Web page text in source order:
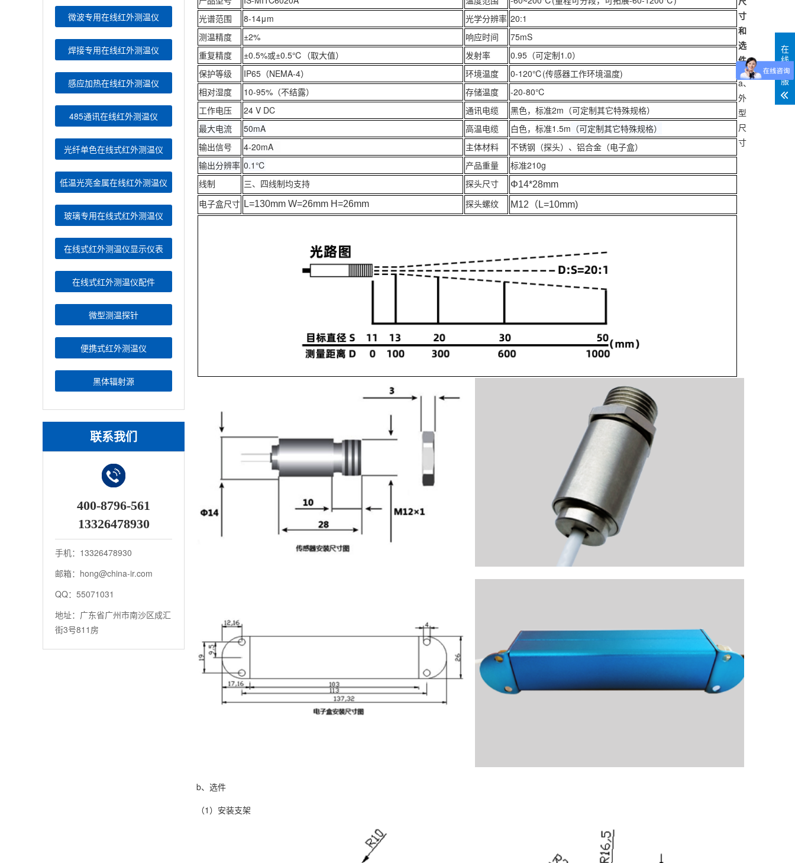
微波专用在线红外测温仪
焊接专用在线红外测温仪
感应加热在线红外测温仪
485通讯在线红外测温仪
光纤单色在线式红外测温仪
低温光亮金属在线红外测温仪
玻璃专用在线式红外测温仪
在线式红外测温仪显示仪表
在线式红外测温仪配件
微型测温探针
便携式红外测温仪
黑体辐射源
联系我们
400-8796-561
13326478930
手机：13326478930
邮箱：hong@china-ir.com
QQ：55071031
地址：广东省广州市南沙区成汇
街3号811房
光谱范围
8-14μm 光学分辨率 20:1
测温精度
±2% 响应时间
75mS
重复精度
±0.5%或±0.5℃（取大值） 发射率
0.95（可定制1.0）
保护等级
IP65（NEMA-4） 环境温度
0-120℃(传感器工作环境温度)
相对湿度
10-95%（不结露） 存储温度
-20-80℃
工作电压
24 V DC 通讯电缆 黑色， 标准2m（可定制其它特殊规格）
最大电流
50mA 高温电缆 白色， 标准1.5m （可定制其它特殊规格）
输出信号
4-20mA 主体材料
不锈钢（探头）、铝合金（电子盒）
输出分辨率 0.1℃ 产品重量
标准210g
线制
三、四线制均支持 探头尺寸 Φ14*28mm
电子盒尺寸 L=130mm W=26mm H=26mm 探头螺纹 M12（L=10mm)
寸
和
选
件
a、
外
型
尺
寸
b、选件
（1）安装支架
在
线
客
服